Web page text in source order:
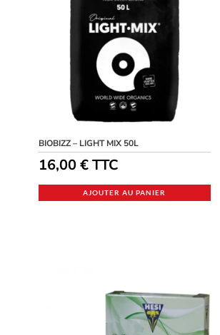
BIOBIZZ – LIGHT MIX 50L
16,00€ TTC
AJOUTER AU PANIER